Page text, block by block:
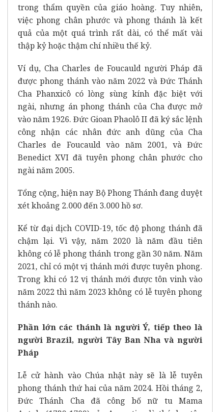
trong thẩm quyền của giáo hoàng. Tuy nhiên,
việc phong chân phước và phong thánh là kết
quả của một quá trình rất dài, có thể mất vài
thập kỷ hoặc thậm chí nhiều thế kỷ.
Ví dụ, Cha Charles de Foucauldngười Pháp đã
được phong thánh vào năm 2022 và Đức Thánh
Cha Phanxicô cólòng sùng kính đặc biệt với
ngài, nhưng án phong thánh của Cha được mở
vào năm 1926. Đức Gioan Phaolô II đã ký sắc lệnh
công nhận các nhân đức anh dũng của Cha
Charles de Foucauld vào năm 2001, và Đức
Benedict XVI đã tuyên phong chân phước cho
ngài năm 2005.
Tổng cộng, hiện nay Bộ Phong Thánh đang duyệt
xét khoảng 2.000 đến 3.000 hồ sơ.
Kể từ đại dịch COVID-19, tốc độ phong thánh đã
chậm lại. Vì vậy, năm 2020 là năm đầu tiên
không có lễ phong thánh trong gần 30 năm. Năm
2021, chỉ có một vị thánh mới được tuyên phong.
Trong khi có 12 vị thánh mới được tôn vinh vào
năm 2022 thì năm 2023 không có lễ tuyên phong
thánh nào.
Phần lớn các thánh là người Ý, tiếp theo là
người Brazil, người Tây Ban Nha và người
Pháp
Lễ cử hành vào Chúa nhật này sẽ là lễ tuyên
phong thánh thứ hai của năm 2024. Hồi tháng 2,
Đức Thánh Cha đã công bố nữ tu Mama